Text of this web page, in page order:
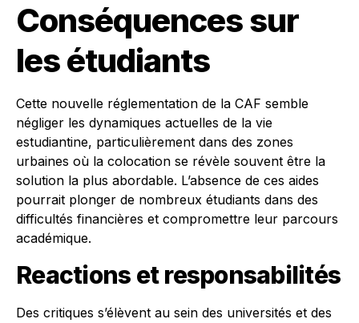
Conséquences sur
les étudiants
Cette nouvelle réglementation de la CAF semble
négliger les dynamiques actuelles de la vie
estudiantine, particulièrement dans des zones
urbaines où la colocation se révèle souvent être la
solution la plus abordable. L’absence de ces aides
pourrait plonger de nombreux étudiants dans des
difficultés financières et compromettre leur parcours
académique.
Reactions et responsabilités
Des critiques s’élèvent au sein des universités et des